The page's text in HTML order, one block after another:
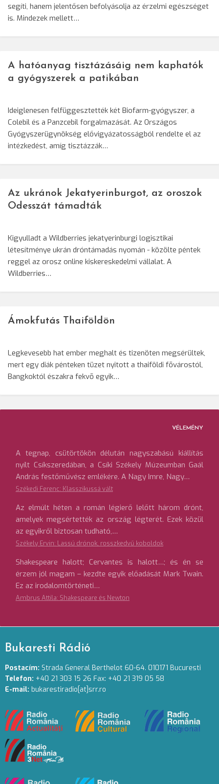
segíti, hanem jelentősen befolyásolja az érzelmi egészséget
is. Mindezek mellett…
A hatóanyag tisztázásáig nem kaphatók
a gyógyszerek a patikában
Ideiglenesen felfüggesztették két Biofarm-gyógyszer, a
Colebil és a Panzcebil forgalmazását. Az Országos
Gyógyszerügynökség elővigyázatosságból rendelte el az
intézkedést, amíg tisztázzák…
Az ukránok Jekatyerinburgot, az oroszok
Odesszát támadták
Kigyulladt a Wildberries jekatyerinburgi logisztikai
létesítménye ukrán dróntámadás nyomán - közölte péntek
reggel az orosz online kiskereskedelmi vállalat. A
Wildberries…
Ámokfutás Thaiföldön
Legkevesebb hat ember meghalt és tizenöten megsérültek,
mert egy diák pénteken tüzet nyitott a thaiföldi fõvárostól,
Bangkoktól északra fekvõ egyik…
VÉLEMÉNY
A tegnap, csütörtökön délután nagyszabású kiállítás
nyílt Csíkszeredában, a Csíki Székely Múzeumban Gaál
András festőművész emlékére. A Nagy Imre, Nagy…
Székedi Ferenc: Klasszikussá vált
Az elmúlt héten a román légierő lelőtt három drónt,
amelyek megsértették az ország légterét. Ezek közül
az egyikről biztosan tudható,…
Székely Ervin: Lassú drónok, rosszkedvű koboldok
Shakespeare halott; Cervantes is halott…; és én se
érzem jól magam – kezdte egyik előadását Mark Twain.
Ez az irodalomtörténeti…
Ambrus Attila: Shakespeare és Newton
Bukaresti Rádió
Postacím: Strada General Berthelot 60-64. 010171 Bucuresti
Telefon: +40 21 303 15 26 Fax: +40 21 319 05 58
E-mail: bukarestiradio[at]srr.ro